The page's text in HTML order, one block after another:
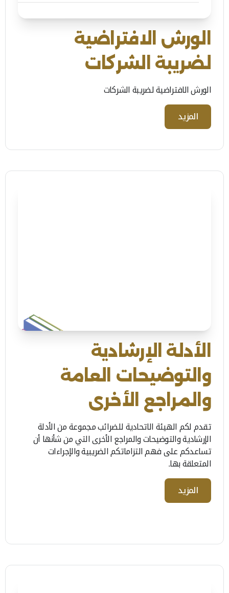
الورش الافتراضية
لضريبة الشركات
الورش الافتراضية لضريبة الشركات
المزيد
الأدلة الإرشادية
والتوضيحات العامة
والمراجع الأخرى
تقدم لكم الهيئة الاتحادية للضرائب مجموعة من الأدلة
الإرشادية والتوضيحات والمراجع الأخرى التي من شأنها أن
تساعدكم على فهم التزاماتكم الضريبية والإجراءات
المتعلقة بها.
المزيد